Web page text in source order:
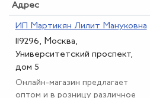
Адрес
ИП Мартикян Лилит Мануковна
119296, Москва,
Университетский проспект,
дом 5
Онлайн-магазин предлагает
оптом и в розницу различное